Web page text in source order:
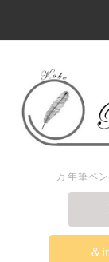
万年筆ペ
＆